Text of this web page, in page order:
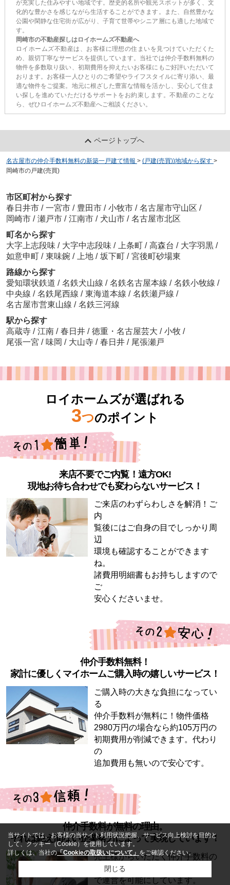
が充実した住みやすい地域です。歴史的名所や観光スポットが多く、文
化的な豊かさを感じながら生活することができます。また、自然豊かな
公園や閑静な住宅街が広がり、子育て世帯やシニア層にも適した地域で
す。
岡崎市の不動産探しはロイホームズ不動産へ
ロイホームズ不動産は、お客様に理想の住まいを見つけていただくた
め、親切丁寧なサービスを提供しています。当社では仲介手数料無料の
物件を多数取り扱い、初期費用を抑えたいお客様にもご好評いただいて
おります。お客様一人ひとりのご希望やライフスタイルに寄り添い、最
適な物件をご提案。地元に根ざした豊富な情報を活かし、安心して住ま
い探しを進めていただけるサポートをお約束します。不動産のことな
ら、ぜひロイホームズ不動産へご相談ください。
ページトップへ
名古屋市の仲介手数料無料の新築一戸建て情報 > (戸建(売買))地域から探す >
岡崎市の戸建(売買)
市区町村から探す
春日井市 / 一宮市 / 豊田市 / 小牧市 / 名古屋市守山区 /
岡崎市 / 瀬戸市 / 江南市 / 犬山市 / 名古屋市北区
町名から探す
大字上志段味 / 大字中志段味 / 上条町 / 高森台 / 大字羽黒 /
如意申町 / 東味鋺 / 上地 / 坂下町 / 宮後町砂場東
路線から探す
愛知環状鉄道 / 名鉄犬山線 / 名鉄名古屋本線 / 名鉄小牧線 /
中央線 / 名鉄尾西線 / 東海道本線 / 名鉄瀬戸線 /
名古屋市営東山線 / 名鉄三河線
駅から探す
高蔵寺 / 江南 / 春日井 / 徳重・名古屋芸大 / 小牧 /
尾張一宮 / 味岡 / 大山寺 / 春日井 / 尾張瀬戸
ロイホームズが選ばれる
3つのポイント
来店不要でご内覧！遠方OK!
現地お待ち合わせでも変わらないサービス！
ご来店のわずらわしさを解消！ご
内
覧後にはご自身の目でしっかり周
辺
環境も確認することができます
ね。
諸費用明細書もお持ちしますので
ご
安心くださいませ。
仲介手数料無料！
家計に優しくマイホームご購入時の嬉しいサービス！
ご購入時の大きな負担になってい
る
仲介手数料が無料に！物件価格
2980万円の場合なら約105万円の
初期費用が削減できます。代わり
の
追加費用も無いので安心です。
仲介手数料が無料の理由。
それは絶え間ない企業努力によって実現しています！
売主様からいただく仲介手数料の
で運営を可能にしています。
当サイトでは、お客様の当サイト利用状況把握、サービス向上検討を目的と
して、クッキー（Cookie）を使用しています。
詳しくは、当社の「Cookieの取扱いについて」 をご確認ください。
閉じる